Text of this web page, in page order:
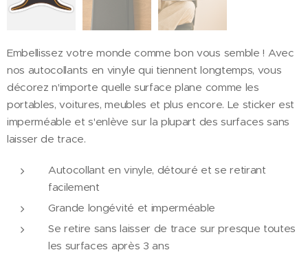
Embellissez votre monde comme bon vous semble ! Avec
nos autocollants en vinyle qui tiennent longtemps, vous
décorez n'importe quelle surface plane comme les
portables, voitures, meubles et plus encore. Le sticker est
imperméable et s'enlève sur la plupart des surfaces sans
laisser de trace.
Autocollant en vinyle, détouré et se retirant
facilement
Grande longévité et imperméable
Se retire sans laisser de trace sur presque toutes
les surfaces après 3 ans